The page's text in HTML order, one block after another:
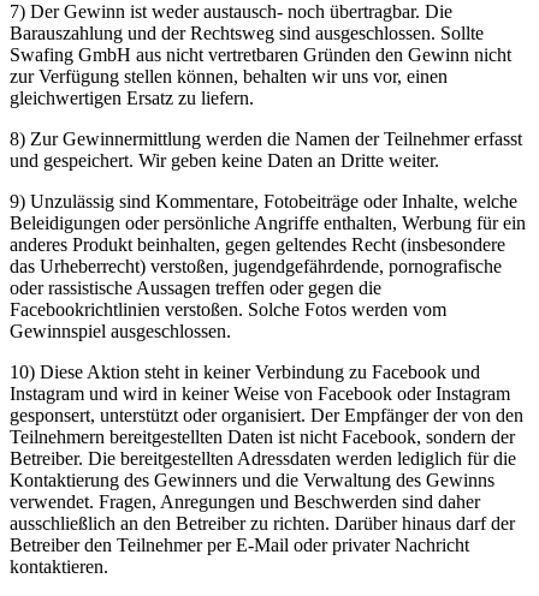
7) Der Gewinn ist weder austausch- noch übertragbar. Die
Barauszahlung und der Rechtsweg sind ausgeschlossen. Sollte
Swafing GmbH aus nicht vertretbaren Gründen den Gewinn nicht
zur Verfügung stellen können, behalten wir uns vor, einen
gleichwertigen Ersatz zu liefern.
8) Zur Gewinnermittlung werden die Namen der Teilnehmer erfasst
und gespeichert. Wir geben keine Daten an Dritte weiter.
9) Unzulässig sind Kommentare, Fotobeiträge oder Inhalte, welche
Beleidigungen oder persönliche Angriffe enthalten, Werbung für ein
anderes Produkt beinhalten, gegen geltendes Recht (insbesondere
das Urheberrecht) verstoßen, jugendgefährdende, pornografische
oder rassistische Aussagen treffen oder gegen die
Facebookrichtlinien verstoßen. Solche Fotos werden vom
Gewinnspiel ausgeschlossen.
10) Diese Aktion steht in keiner Verbindung zu Facebook und
Instagram und wird in keiner Weise von Facebook oder Instagram
gesponsert, unterstützt oder organisiert. Der Empfänger der von den
Teilnehmern bereitgestellten Daten ist nicht Facebook, sondern der
Betreiber. Die bereitgestellten Adressdaten werden lediglich für die
Kontaktierung des Gewinners und die Verwaltung des Gewinns
verwendet. Fragen, Anregungen und Beschwerden sind daher
ausschließlich an den Betreiber zu richten. Darüber hinaus darf der
Betreiber den Teilnehmer per E-Mail oder privater Nachricht
kontaktieren.